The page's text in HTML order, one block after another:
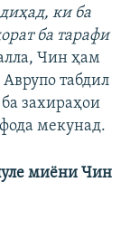
ки ба
ба тарафи
Чин ҳам
табдил
захираҳои
мекунад.
миёни Чин